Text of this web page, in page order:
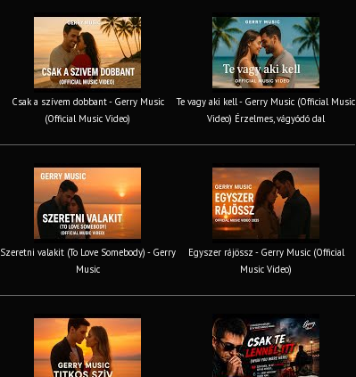
Csak a szívem dobbant - Gerry Music
(Official Music Video)
Te vagy aki kell - Gerry Music (Official Music
Video) Érzelmes, vágyódó dal
Szeretni valakit (To Love Somebody) - Gerry
Music
Egyszer rájössz - Gerry Music (Official
Music Video)